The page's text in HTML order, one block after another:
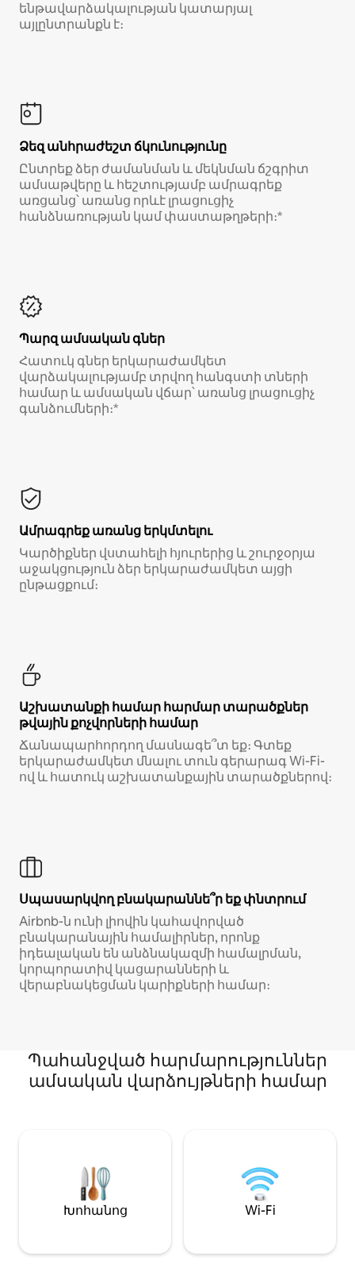
ենթավարձակալության կատարյալ
այլընտրանքն է։
Ձեզ անհրաժեշտ ճկունությունը
Ընտրեք ձեր ժամանման և մեկնման ճշգրիտ
ամսաթվերը և հեշտությամբ ամրագրեք
առցանց՝ առանց որևէ լրացուցիչ
հանձնառության կամ փաստաթղթերի։*
Պարզ ամսական գներ
Հատուկ գներ երկարաժամկետ
վարձակալությամբ տրվող հանգստի տների
համար և ամսական վճար՝ առանց լրացուցիչ
գանձումների։*
Ամրագրեք առանց երկմտելու
Կարծիքներ վստահելի հյուրերից և շուրջօրյա
աջակցություն ձեր երկարաժամկետ այցի
ընթացքում։
Աշխատանքի համար հարմար տարածքներ
թվային քոչվորների համար
Ճանապարհորդող մասնագե՞տ եք։ Գտեք
երկարաժամկետ մնալու տուն գերարագ Wi-Fi-
ով և հատուկ աշխատանքային տարածքներով։
Սպասարկվող բնակարաննե՞ր եք փնտրում
Airbnb-ն ունի լիովին կահավորված
բնակարանային համալիրներ, որոնք
իդեալական են անձնակազմի համալրման,
կորպորատիվ կացարանների և
վերաբնակեցման կարիքների համար։
Պահանջված հարմարություններ
ամսական վարձույթների համար
Խոհանոց Wi-Fi